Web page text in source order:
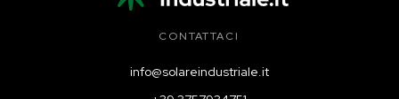
CONTATTACI
info@solareindustriale.it